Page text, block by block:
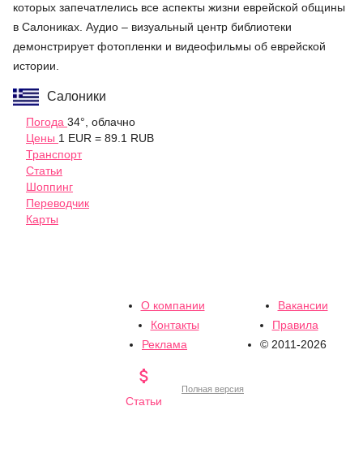
которых запечатлелись все аспекты жизни еврейской общины
в Салониках. Аудио – визуальный центр библиотеки
демонстрирует фотопленки и видеофильмы об еврейской
истории.
Салоники
Погода 34°, облачно
Цены 1 EUR = 89.1 RUB
Транспорт
Статьи
Шоппинг
Переводчик
Карты
О компании
Вакансии
Контакты
Правила
Реклама
© 2011-2026

Статьи
Полная версия